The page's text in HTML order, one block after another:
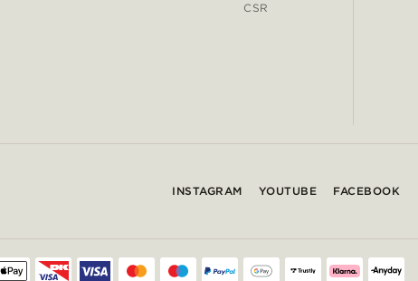
CSR
INSTAGRAM YOUTUBE FACEBOOK